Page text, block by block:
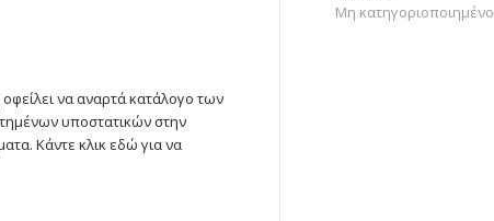
να αναρτά κατάλογο των
υποστατικών στην
Κάντε κλικ εδώ για να
Μη κατηγοριοποιημένο